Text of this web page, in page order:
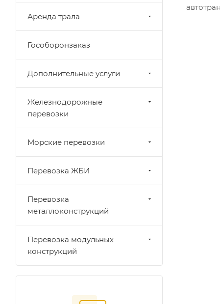
Аренда трала
Гособоронзаказ
Дополнительные услуги
Железнодорожные
перевозки
Морские перевозки
Перевозка ЖБИ
Перевозка
металлоконструкций
Перевозка модульных
конструкций